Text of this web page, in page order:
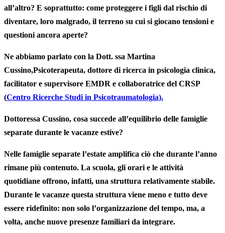
all’altro? E soprattutto: come proteggere i figli dal rischio di
diventare, loro malgrado, il terreno su cui si giocano tensioni e
questioni ancora aperte?
Ne abbiamo parlato con la Dott. ssa Martina
Cussino,Psicoterapeuta, dottore di ricerca in psicologia clinica,
facilitator e supervisore EMDR e collaboratrice del CRSP
(Centro Ricerche Studi in Psicotraumatologia).
Dottoressa Cussino, cosa succede all’equilibrio delle famiglie
separate durante le vacanze estive?
Nelle famiglie separate l’estate amplifica ciò che durante l’anno
rimane più contenuto. La scuola, gli orari e le attività
quotidiane offrono, infatti, una struttura relativamente stabile.
Durante le vacanze questa struttura viene meno e tutto deve
essere ridefinito: non solo l’organizzazione del tempo, ma, a
volta, anche nuove presenze familiari da integrare.